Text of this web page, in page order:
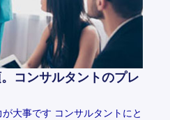
コンサルタントのプレ
大事です コンサルタントにと